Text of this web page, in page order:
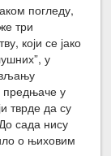
погледу,
три
који се јако
у
предњаче у
тврде да су
сада нису
о њиховим